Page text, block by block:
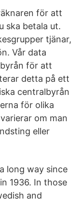
för att
ska betala ut.
tjänar,
Vår data
för att
detta på ett
centralbyrån
för olika
om man
eller
long way since
1936. In those
and